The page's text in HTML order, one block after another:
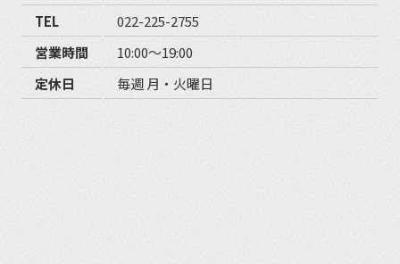
TEL
022-225-2755
営業時間
10:00〜19:00
定休日
毎週 月・火曜日